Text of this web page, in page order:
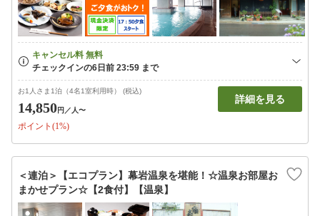
お1人さま1泊（4名1室利用時） (税込)
14,850円 ／人〜
ポイント(1%)
詳細を見る
＜連泊＞【エコプラン】幕岩温泉を堪能！☆温泉お部屋お
まかせプラン☆【2食付】【温泉】